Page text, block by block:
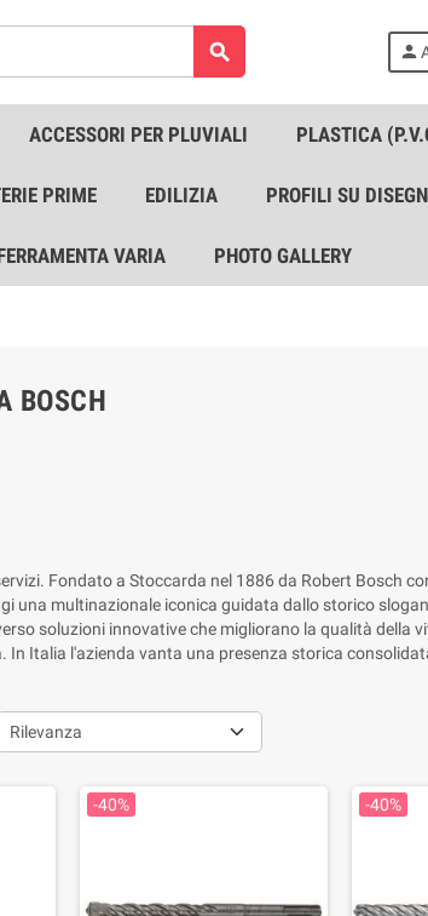
search person
ACCESSORI PER PLUVIALI PLASTICA
PRIME EDILIZIA PROFILI SU
VARIA PHOTO GALLERY
BOSCH
Fondato a Stoccarda nel 1886 da Robert Bosch
una multinazionale iconica guidata dallo storico
soluzioni innovative che migliorano la qualità della
Italia l'azienda vanta una presenza storica
Rilevanza
-40% -40%